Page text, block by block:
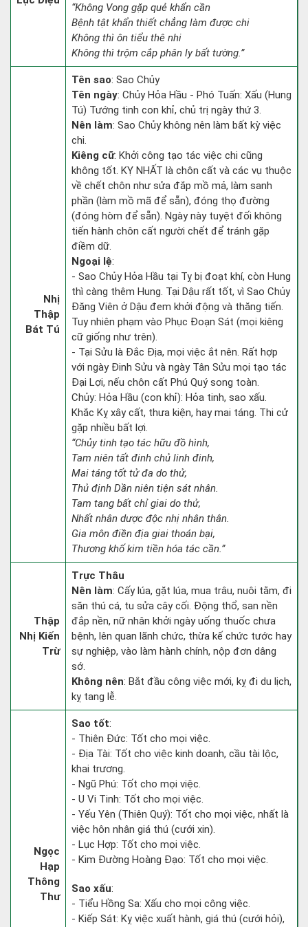
“Không Vong gặp quẻ khẩn cần
Bệnh tật khẩn thiết chẳng làm được chi
Không thì ôn tiểu thê nhi
Không thì trộm cắp phân ly bất tường.”
Nhị
Thập
Bát Tú
Tên sao: Sao Chủy
Tên ngày: Chủy Hỏa Hầu - Phó Tuấn: Xấu (Hung
Tú) Tướng tinh con khỉ, chủ trị ngày thứ 3.
Nên làm: Sao Chủy không nên làm bất kỳ việc
chi.
Kiêng cữ: Khởi công tạo tác việc chi cũng
không tốt. KỴ NHẤT là chôn cất và các vụ thuộc
về chết chôn như sửa đắp mồ mả, làm sanh
phần (làm mồ mã để sẵn), đóng thọ đường
(đóng hòm để sẵn). Ngày này tuyệt đối không
tiến hành chôn cất người chết để tránh gặp
điềm dữ.
Ngoại lệ:
- Sao Chủy Hỏa Hầu tại Tỵ bị đoạt khí, còn Hung
thì càng thêm Hung. Tại Dậu rất tốt, vì Sao Chủy
Đăng Viên ở Dậu đem khởi động và thăng tiến.
Tuy nhiên phạm vào Phục Đoạn Sát (mọi kiêng
cữ giống như trên).
- Tại Sửu là Đắc Địa, mọi việc ắt nên. Rất hợp
với ngày Đinh Sửu và ngày Tân Sửu mọi tạo tác
Đại Lợi, nếu chôn cất Phú Quý song toàn.
Chủy: Hỏa Hầu (con khỉ): Hỏa tinh, sao xấu.
Khắc Kỵ xây cất, thưa kiện, hay mai táng. Thi cử
gặp nhiều bất lợi.
“Chủy tinh tạo tác hữu đồ hình,
Tam niên tất đinh chủ linh đinh,
Mai táng tốt tử đa do thử,
Thủ định Dần niên tiện sát nhân.
Tam tang bất chỉ giai do thử,
Nhất nhân dược độc nhị nhân thân.
Gia môn điền địa giai thoán bại,
Thương khố kim tiền hóa tác cần.”
Thập
Nhị Kiến
Trừ
Trực Thâu
Nên làm: Cấy lúa, gặt lúa, mua trâu, nuôi tằm, đi
săn thú cá, tu sửa cây cối. Động thổ, san nền
đắp nền, nữ nhân khởi ngày uống thuốc chưa
bệnh, lên quan lãnh chức, thừa kế chức tước hay
sự nghiệp, vào làm hành chính, nộp đơn dâng
sớ.
Không nên: Bắt đầu công việc mới, kỵ đi du lịch,
kỵ tang lễ.
Ngọc
Hạp
Thông
Thư
Sao tốt:
- Thiên Đức: Tốt cho mọi việc.
- Địa Tài: Tốt cho việc kinh doanh, cầu tài lộc,
khai trương.
- Ngũ Phú: Tốt cho mọi việc.
- U Vi Tinh: Tốt cho mọi việc.
- Yếu Yên (Thiên Quý): Tốt cho mọi việc, nhất là
việc hôn nhân giá thú (cưới xin).
- Lục Hợp: Tốt cho mọi việc.
- Kim Đường Hoàng Đạo: Tốt cho mọi việc.
Sao xấu:
- Tiểu Hồng Sa: Xấu cho mọi công việc.
- Kiếp Sát: Kỵ việc xuất hành, giá thú (cưới hỏi),